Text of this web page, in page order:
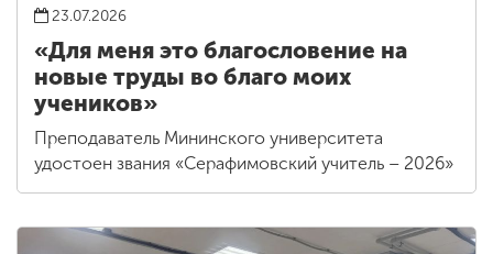
23.07.2026
«Для меня это благословение на
новые труды во благо моих
учеников»
Преподаватель Мининского университета
удостоен звания «Серафимовский учитель – 2026»